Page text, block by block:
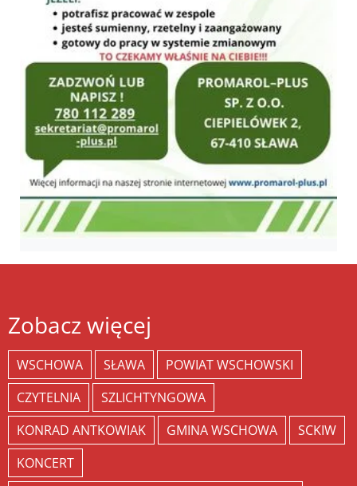
Zobacz więcej
WSCHOWA SŁAWA
POWIAT WSCHOWSKI
CZYTELNIA
SZLICHTYNGOWA
KONRAD ANTKOWIAK
GMINA WSCHOWA
SCKIW
KONCERT